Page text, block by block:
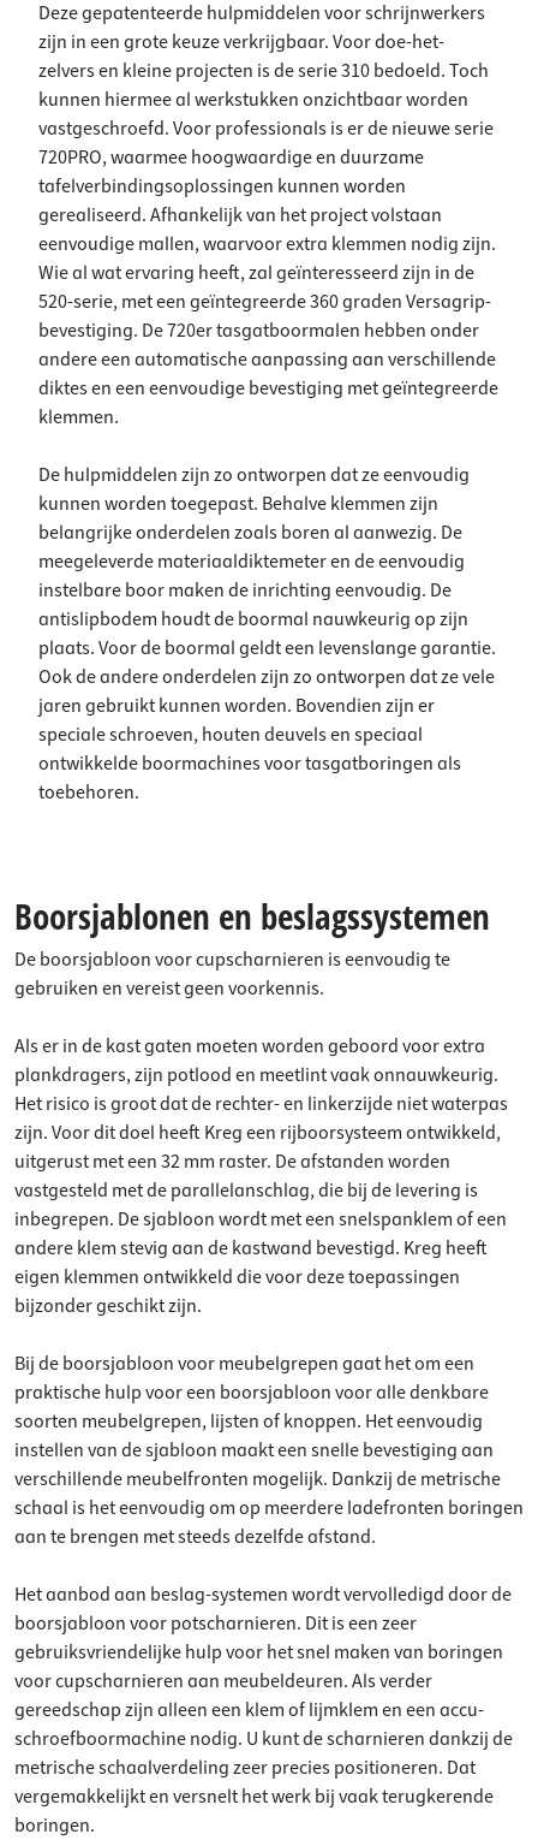
Deze gepatenteerde hulpmiddelen voor schrijnwerkers
zijn in een grote keuze verkrijgbaar. Voor doe-het-
zelvers en kleine projecten is de serie 310 bedoeld. Toch
kunnen hiermee al werkstukken onzichtbaar worden
vastgeschroefd. Voor professionals is er de nieuwe serie
720PRO, waarmee hoogwaardige en duurzame
tafelverbindingsoplossingen kunnen worden
gerealiseerd. Afhankelijk van het project volstaan
eenvoudige mallen, waarvoor extra klemmen nodig zijn.
Wie al wat ervaring heeft, zal geïnteresseerd zijn in de
520-serie, met een geïntegreerde 360 graden Versagrip-
bevestiging. De 720er tasgatboormalen hebben onder
andere een automatische aanpassing aan verschillende
diktes en een eenvoudige bevestiging met geïntegreerde
klemmen.
De hulpmiddelen zijn zo ontworpen dat ze eenvoudig
kunnen worden toegepast. Behalve klemmen zijn
belangrijke onderdelen zoals boren al aanwezig. De
meegeleverde materiaaldiktemeter en de eenvoudig
instelbare boor maken de inrichting eenvoudig. De
antislipbodem houdt de boormal nauwkeurig op zijn
plaats. Voor de boormal geldt een levenslange garantie.
Ook de andere onderdelen zijn zo ontworpen dat ze vele
jaren gebruikt kunnen worden. Bovendien zijn er
speciale schroeven, houten deuvels en speciaal
ontwikkelde boormachines voor tasgatboringen als
toebehoren.
Boorsjablonen en beslagssystemen
De boorsjabloon voor cupscharnieren is eenvoudig te
gebruiken en vereist geen voorkennis.
Als er in de kast gaten moeten worden geboord voor extra
plankdragers, zijn potlood en meetlint vaak onnauwkeurig.
Het risico is groot dat de rechter- en linkerzijde niet waterpas
zijn. Voor dit doel heeft Kreg een rijboorsysteem ontwikkeld,
uitgerust met een 32 mm raster. De afstanden worden
vastgesteld met de parallelanschlag, die bij de levering is
inbegrepen. De sjabloon wordt met een snelspanklem of een
andere klem stevig aan de kastwand bevestigd. Kreg heeft
eigen klemmen ontwikkeld die voor deze toepassingen
bijzonder geschikt zijn.
Bij de boorsjabloon voor meubelgrepen gaat het om een
praktische hulp voor een boorsjabloon voor alle denkbare
soorten meubelgrepen, lijsten of knoppen. Het eenvoudig
instellen van de sjabloon maakt een snelle bevestiging aan
verschillende meubelfronten mogelijk. Dankzij de metrische
schaal is het eenvoudig om op meerdere ladefronten boringen
aan te brengen met steeds dezelfde afstand.
Het aanbod aan beslag-systemen wordt vervolledigd door de
boorsjabloon voor potscharnieren. Dit is een zeer
gebruiksvriendelijke hulp voor het snel maken van boringen
voor cupscharnieren aan meubeldeuren. Als verder
gereedschap zijn alleen een klem of lijmklem en een accu-
schroefboormachine nodig. U kunt de scharnieren dankzij de
metrische schaalverdeling zeer precies positioneren. Dat
vergemakkelijkt en versnelt het werk bij vaak terugkerende
boringen.